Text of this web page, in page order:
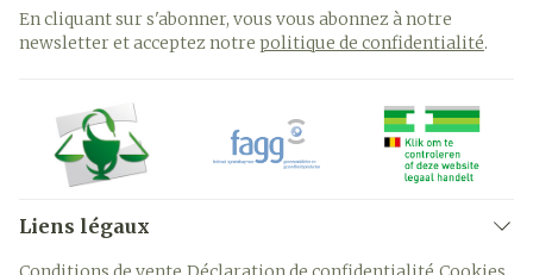
En cliquant sur s'abonner, vous vous abonnez à notre
newsletter et acceptez notre politique de confidentialité.
Liens légaux